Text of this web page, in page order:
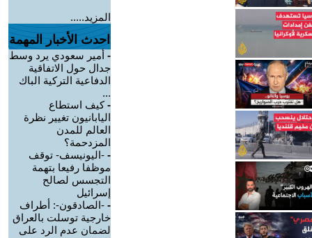
المزيد.....
احدث الأخبار المهمة
- أمير سعودي يرد وسط
جدال حول الاتفاقية
الدفاعية التركية الباك
...
-كيف استطاع
اليابانيون تغيير نظرة
العالم للمدن
المزدحمة؟
- -اليونيسف- توقف
موظفا رفيعا بتهمة
التجسس لصالح
إسرائيل
- -الصادقون-: أطراف
خارجية توسلت بالعراق
لضمان عدم الرد على